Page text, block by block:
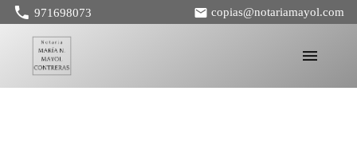
971698073 copias@notariamayol.com